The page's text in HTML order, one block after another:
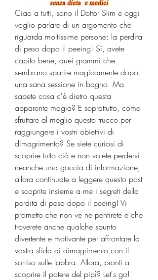
Ciao a tutti, sono il Dottor Slim e oggi
voglio parlare di un argomento che
riguarda moltissime persone: la perdita
di peso dopo il peeing! Sì, avete
capito bene, quei grammi che
sembrano sparire magicamente dopo
una sana sessione in bagno. Ma
sapete cosa c'è dietro questa
apparente magia? E soprattutto, come
sfruttare al meglio questo trucco per
raggiungere i vostri obiettivi di
dimagrimento? Se siete curiosi di
scoprire tutto ciò e non volete perdervi
neanche una goccia di informazione,
allora continuate a leggere questo post
e scoprite insieme a me i segreti della
perdita di peso dopo il peeing! Vi
prometto che non ve ne pentirete e che
troverete anche qualche spunto
divertente e motivante per affrontare la
vostra sfida di dimagrimento con il
sorriso sulle labbra. Allora, pronti a
scoprire il potere del pipì? Let's go!